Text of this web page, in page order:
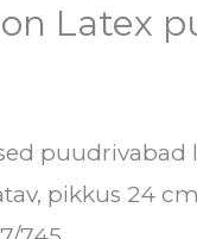
Latex
puudrivabad
pikkus 24